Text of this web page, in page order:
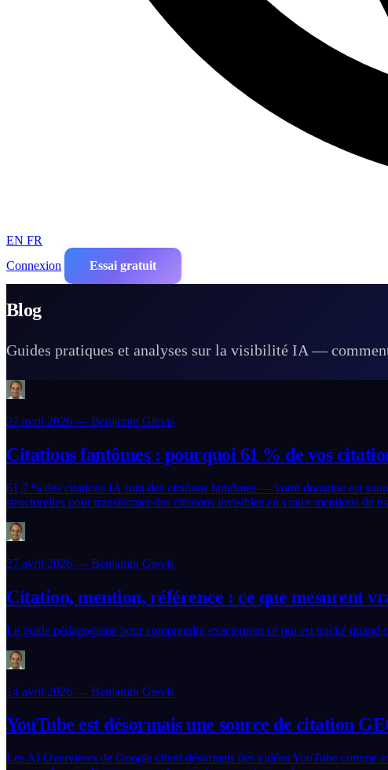
EN FR
Connexion
Essai gratuit
Blog
Guides pratiques et analyses sur la visibilité IA —
27 avril 2026 — Benjamin Gievis
Citations fantômes : pourquoi 61 % de vos
61,7 % des citations IA sont des citations fantômes — votre domaine est
structurelles pour transformer des citations invisibles en vraies mentions de
27 avril 2026 — Benjamin Gievis
Citation, mention, référence : ce que
Le guide pédagogique pour comprendre exactement ce qui est tracké
14 avril 2026 — Benjamin Gievis
YouTube est désormais une source de citation
Les AI Overviews de Google citent désormais des vidéos YouTube comme